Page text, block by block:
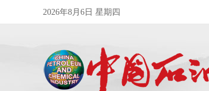
2026年8月6日 星期四